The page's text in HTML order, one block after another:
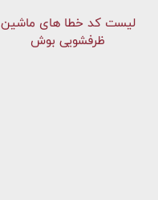
لیست کد خطا های ماشين
ظرفشویی بوش